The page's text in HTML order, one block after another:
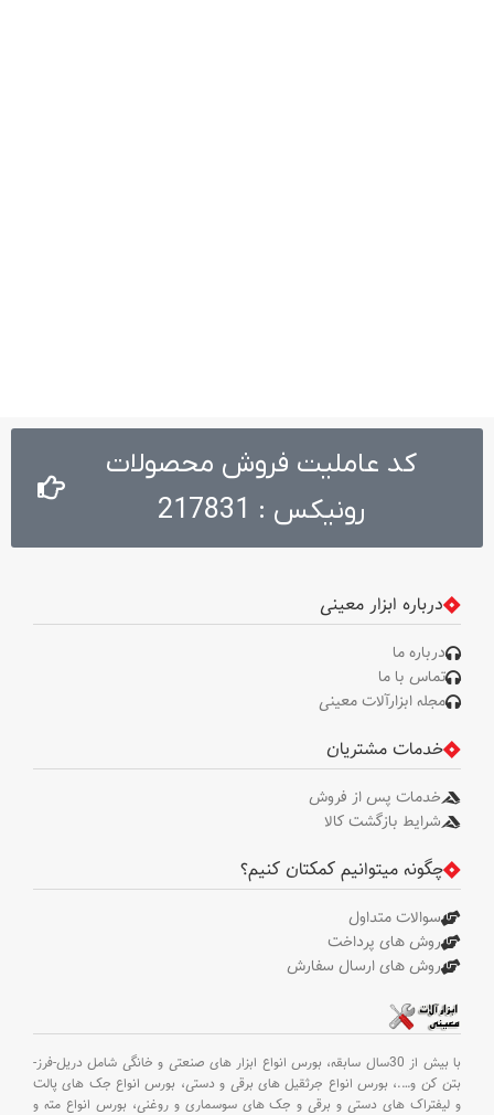
کد عاملیت فروش محصولات
رونیکس : 217831
درباره ابزار معینی
درباره ما
تماس با ما
مجله ابزارآلات معینی
خدمات مشتریان
خدمات پس از فروش
شرایط بازگشت کالا
چگونه میتوانیم کمکتان کنیم؟
سوالات متداول
روش های پرداخت
روش های ارسال سفارش
با بیش از 30سال سابقه،
بورس انواع ابزار های صنعتی و خانگی شامل دریل-فرز-
بتن کن و….، بورس انواع جرثقیل های برقی و دستی، بورس انواع جک های پالت
و لیفتراک های دستی و برقی و جک های سوسماری و روغنی، بورس انواع مته و